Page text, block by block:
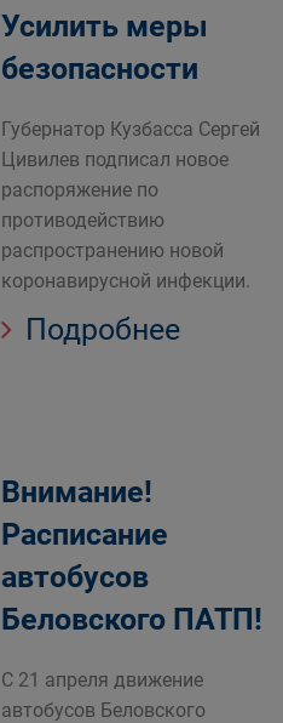
Усилить меры
безопасности
Губернатор Кузбасса Сергей
Цивилев подписал новое
распоряжение по
противодействию
распространению новой
коронавирусной инфекции.
Подробнее
Внимание!
Расписание
автобусов
Беловского ПАТП!
С 21 апреля движение
автобусов Беловского